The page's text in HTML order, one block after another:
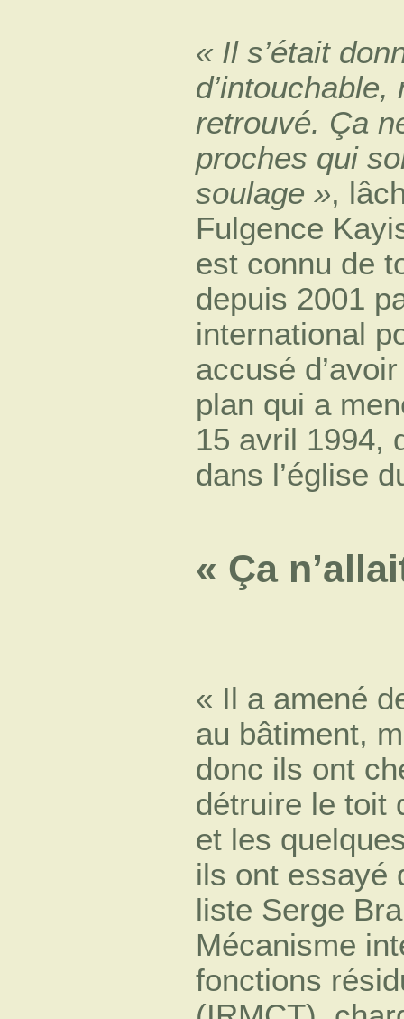
« Il s’était
retrouvé. Ça
proches qui
soulage »,
Fulgence
est connu de
depuis 2001
international
accusé
plan qui a
15 avril 1994,
dans l’église
« Ça
« Il a amené
au bâtiment,
donc ils ont
détruire le toit
et les
ils ont essayé
liste Serge
Mécanisme
fonctions